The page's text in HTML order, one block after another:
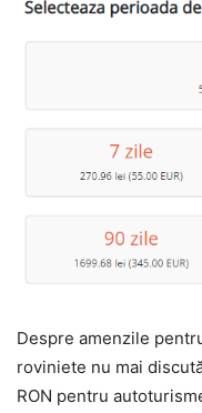
Despre amenzile
roviniete nu mai
RON pentru